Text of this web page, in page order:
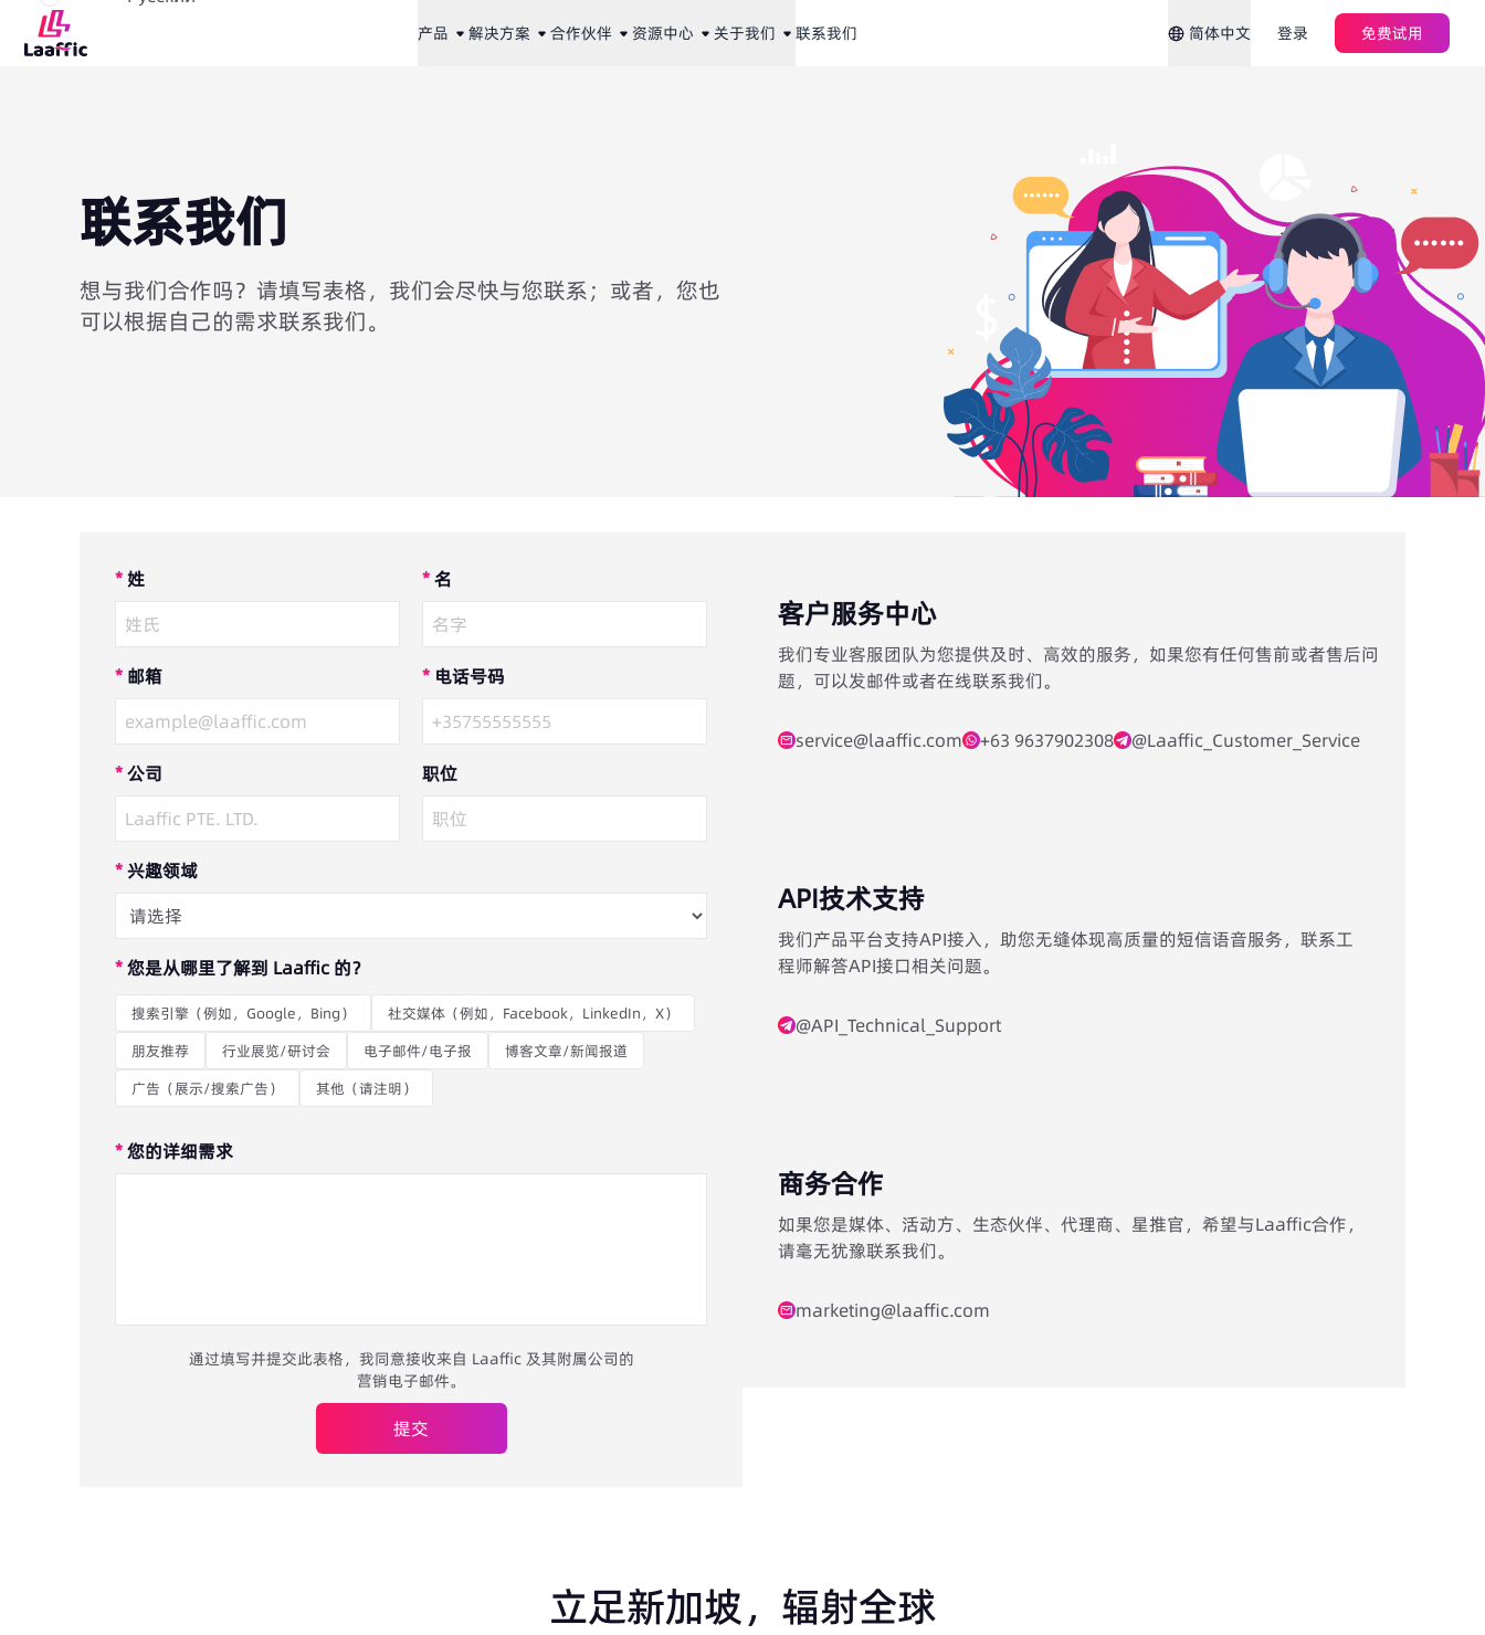
产品 解决方案 合作伙伴 资源中心 关于我们 联系我们 简体中文 登录 免费试用
联系我们
想与我们合作吗？请填写表格，我们会尽快与您联系；或者，您也
可以根据自己的需求联系我们。
*姓 *名
* 邮箱 * 电话号码
*公司 职位
*兴趣领域
*您是从哪里了解到 Laaffic 的？
搜索引擎（例如，Google，Bing）
社交媒体（例如，Facebook，LinkedIn，X）
朋友推荐
行业展览/研讨会 电子邮件/电子报
博客文章/新闻报道
广告（展示/搜索广告）
其他（请注明）
*您的详细需求
通过填写并提交此表格，我同意接收来自 Laaffic 及其附属公司的
营销电子邮件。
提交
客户服务中心
我们专业客服团队为您提供及时、高效的服务，如果您有任何售前或者售后问
题，可以发邮件或者在线联系我们。
service@laaffic.com +63 9637902308 @Laaffic_Customer_Service
API技术支持
我们产品平台支持API接入，助您无缝体现高质量的短信语音服务，联系工
程师解答API接口相关问题。
@API_Technical_Support
商务合作
如果您是媒体、活动方、生态伙伴、代理商、星推官，希望与Laaffic合作，
请毫无犹豫联系我们。
marketing@laaffic.com
立足新加坡，辐射全球